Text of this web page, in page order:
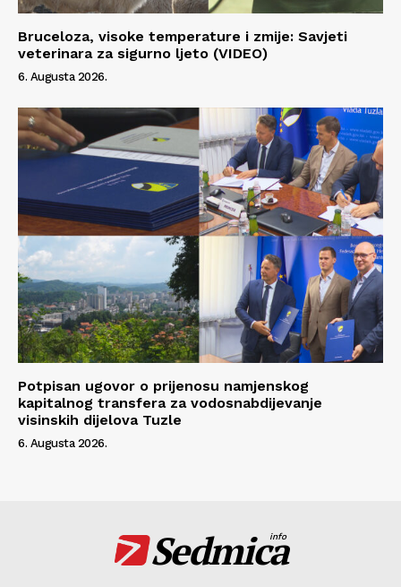
Bruceloza, visoke temperature i zmije: Savjeti
veterinara za sigurno ljeto (VIDEO)
6. Augusta 2026.
Potpisan ugovor o prijenosu namjenskog
kapitalnog transfera za vodosnabdijevanje
visinskih dijelova Tuzle
6. Augusta 2026.
Sedmica
info